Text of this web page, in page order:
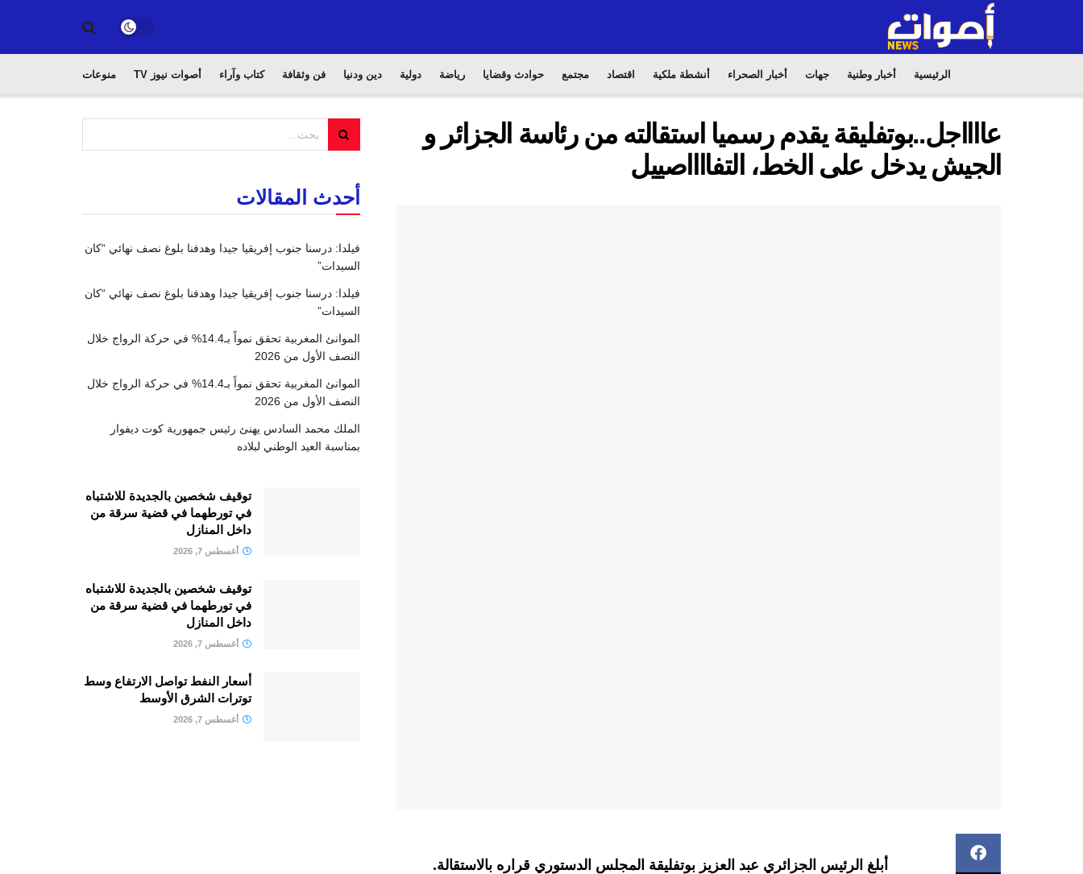
الرئيسية أخبار وطنية جهات أخبار الصحراء أنشطة ملكية اقتصاد مجتمع حوادث وقضايا رياضة دولية دين ودنيا فن وثقافة كتاب وآراء أصوات نيوز TV منوعات
عااااجل..بوتفليقة يقدم رسميا استقالته من رئاسة الجزائر و
الجيش يدخل على الخط، التفااااصييل
أبلغ الرئيس الجزائري عبد العزيز بوتفليقة المجلس الدستوري قراره بالاستقالة.
أحدث المقالات
فيلدا: درسنا جنوب إفريقيا جيدا وهدفنا بلوغ نصف نهائي “كان
السيدات”
فيلدا: درسنا جنوب إفريقيا جيدا وهدفنا بلوغ نصف نهائي “كان
السيدات”
الموانئ المغربية تحقق نمواً بـ14.4% في حركة الرواج خلال
النصف الأول من 2026
الموانئ المغربية تحقق نمواً بـ14.4% في حركة الرواج خلال
النصف الأول من 2026
الملك محمد السادس يهنئ رئيس جمهورية كوت ديفوار
بمناسبة العيد الوطني لبلاده
توقيف شخصين بالجديدة للاشتباه
في تورطهما في قضية سرقة من
داخل المنازل
أغسطس 7, 2026
توقيف شخصين بالجديدة للاشتباه
في تورطهما في قضية سرقة من
داخل المنازل
أغسطس 7, 2026
أسعار النفط تواصل الارتفاع وسط
توترات الشرق الأوسط
أغسطس 7, 2026